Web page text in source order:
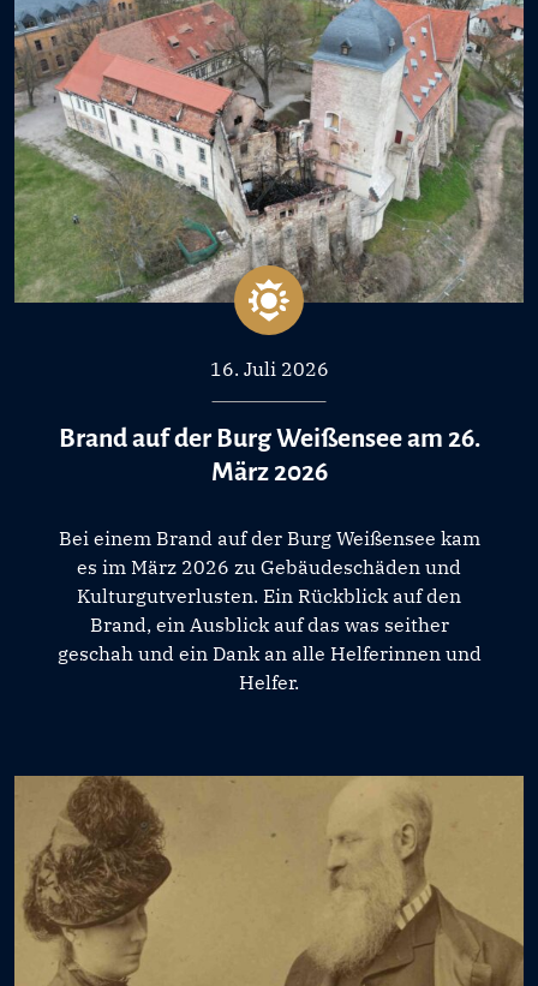
16. Juli 2026
Brand auf der Burg Weißensee am 26.
März 2026
Bei einem Brand auf der Burg Weißensee kam
es im März 2026 zu Gebäudeschäden und
Kulturgutverlusten. Ein Rückblick auf den
Brand, ein Ausblick auf das was seither
geschah und ein Dank an alle Helferinnen und
Helfer.